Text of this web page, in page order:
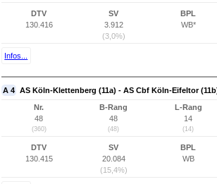
DTV
130.416
SV
3.912
(3,0%)
BPL
WB*
Infos...
A 4 AS Köln-Klettenberg (11a) - AS Cbf Köln-Eifeltor
Nr.
48
(360)
B-Rang
48
(48)
L-Rang
14
(14)
DTV
130.415
SV
20.084
(15,4%)
BPL
WB